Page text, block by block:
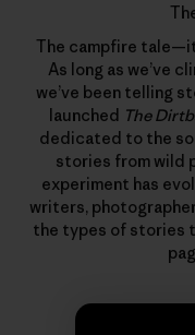
The campfire
As long as we’ve
we’ve been telling
launched The
dedicated to the
stories from wild
experiment has
writers,
the types of stories